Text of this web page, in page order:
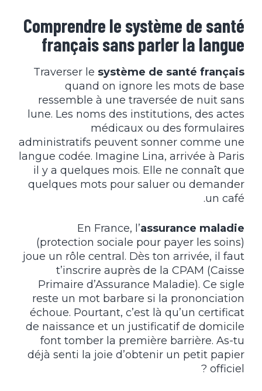
Comprendre le système de santé
français sans parler la langue
Traverser le système de santé français
quand on ignore les mots de base
ressemble à une traversée de nuit sans
lune. Les noms des institutions, des actes
médicaux ou des formulaires
administratifs peuvent sonner comme une
langue codée. Imagine Lina, arrivée à Paris
il y a quelques mois. Elle ne connaît que
quelques mots pour saluer ou demander
un café.
En France, l’assurance maladie
(protection sociale pour payer les soins)
joue un rôle central. Dès ton arrivée, il faut
t’inscrire auprès de la CPAM (Caisse
Primaire d’Assurance Maladie). Ce sigle
reste un mot barbare si la prononciation
échoue. Pourtant, c’est là qu’un certificat
de naissance et un justificatif de domicile
font tomber la première barrière. As-tu
déjà senti la joie d’obtenir un petit papier
officiel ?